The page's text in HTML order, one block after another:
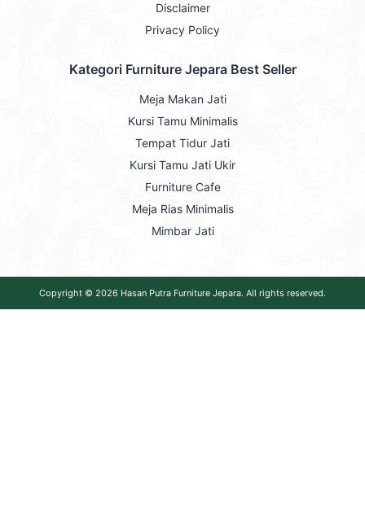
Disclaimer
Privacy Policy
Kategori Furniture Jepara Best Seller
Meja Makan Jati
Kursi Tamu Minimalis
Tempat Tidur Jati
Kursi Tamu Jati Ukir
Furniture Cafe
Meja Rias Minimalis
Mimbar Jati
Copyright © 2026 Hasan Putra Furniture Jepara. All rights reserved.